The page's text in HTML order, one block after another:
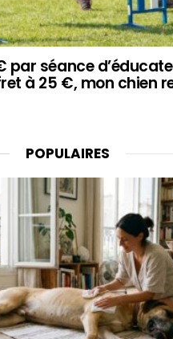
par séance
à 25 €, mon chien
POPULAIRES